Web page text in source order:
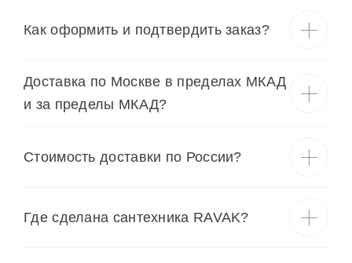
Как оформить и подтвердить заказ?
Доставка по Москве в пределах МКАД
и за пределы МКАД?
Cтоимость доставки по России?
Где сделана сантехника RAVAK?